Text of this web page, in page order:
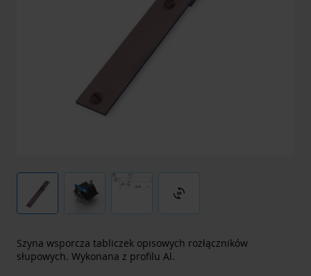
3d_rotation
Szyna wsporcza tabliczek opisowych rozłączników
słupowych. Wykonana z profilu Al.